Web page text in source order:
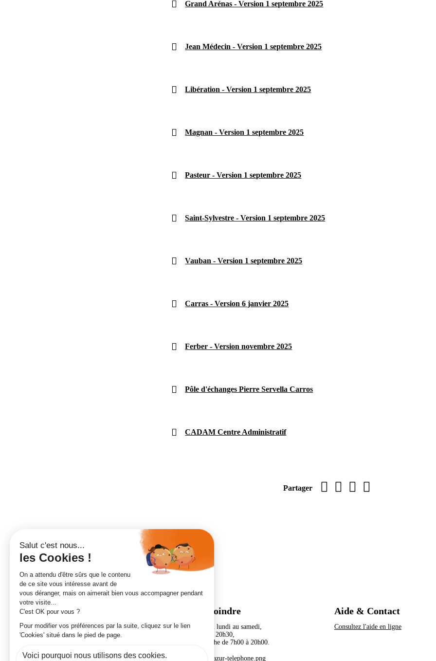
Grand Arénas - Version 1 septembre 2025
Jean Médecin - Version 1 septembre 2025
Libération - Version 1 septembre 2025
Magnan - Version 1 septembre 2025
Pasteur - Version 1 septembre 2025
Saint-Sylvestre - Version 1 septembre 2025
Vauban - Version 1 septembre 2025
Carras - Version 6 janvier 2025
Ferber - Version novembre 2025
Pôle d'échanges Pierre Servella Carros
CADAM Centre Administratif
Partager Imprimer la page
sur Facebook
par WhatsApp
Nous joindre
Ouvert du lundi au samedi,
de 6h00 à 20h30,
le dimanche de 7h00 à 20h00.
Aide & Contact
Consultez l'aide en ligne